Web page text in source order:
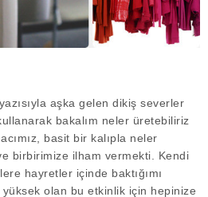
aşka gelen dikiş severler
bakalım neler üretebiliriz
basit bir kalıpla neler
birbirimize ilham vermekti. Kendi
hayretler içinde baktığımı
yüksek olan bu etkinlik için hepinize